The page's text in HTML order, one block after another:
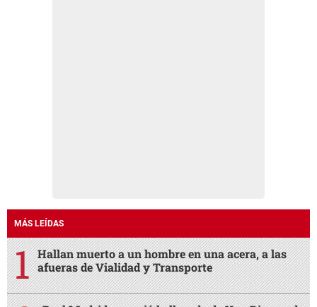
MÁS LEÍDAS
Hallan muerto a un hombre en una acera, a las
afueras de Vialidad y Transporte